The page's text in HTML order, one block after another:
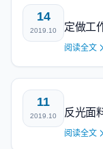
14
2019.10 定做工
阅读全文
11
2019.10 反光面
阅读全文